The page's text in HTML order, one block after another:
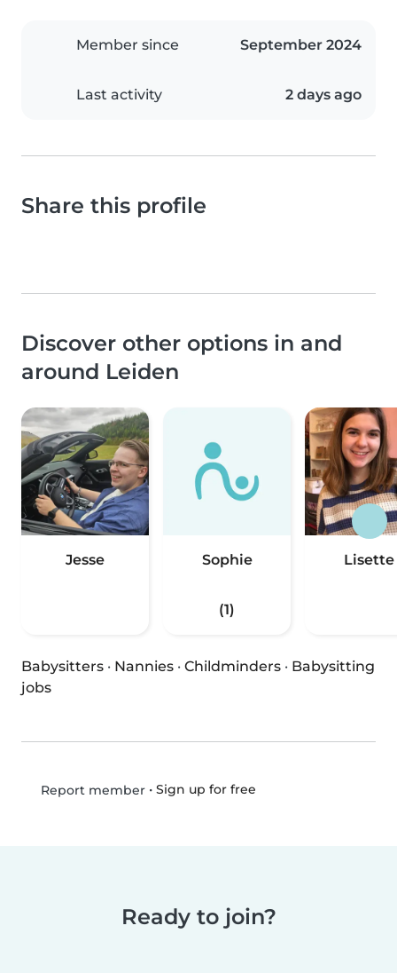
Member since September 2024
Last activity 2 days ago
Share this profile
Discover other options in and
around Leiden
Jesse Sophie
(1)
Lisette
Babysitters · Nannies · Childminders · Babysitting
jobs
Report member• Sign up for free
Ready to join?